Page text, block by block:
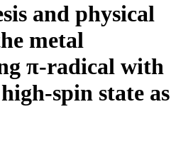
and physical
metal
π-radical with
spin state as